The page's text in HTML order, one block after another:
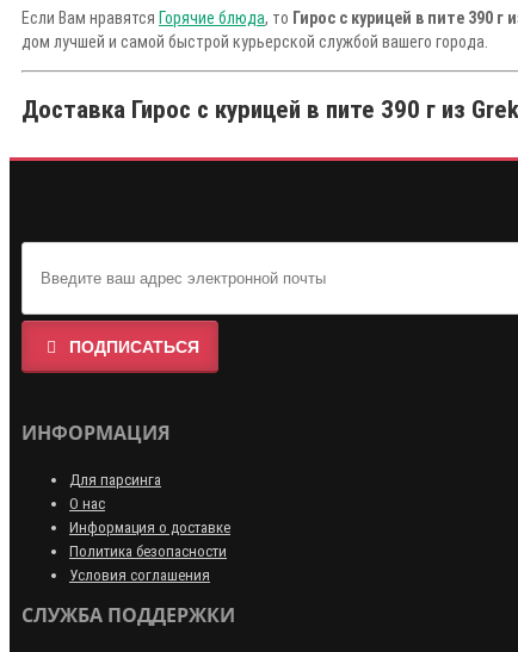
Если Вам нравятся Горячие блюда, то Гирос с курицей в пите 390 г
дом лучшей и самой быстрой курьерской службой вашего города.
Доставка Гирос с курицей в пите 390 г из
ПОДПИСАТЬСЯ
ИНФОРМАЦИЯ
Для парсинга
О нас
Информация о доставке
Политика безопасности
Условия соглашения
СЛУЖБА ПОДДЕРЖКИ